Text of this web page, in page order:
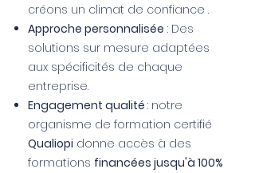
créons un climat de confiance .
Approche personnalisée : Des
solutions sur mesure adaptées
aux spécificités de chaque
entreprise.
Engagement qualité : notre
organisme de formation certifié
Qualiopi donne accès à des
formations financées jusqu'à 100%